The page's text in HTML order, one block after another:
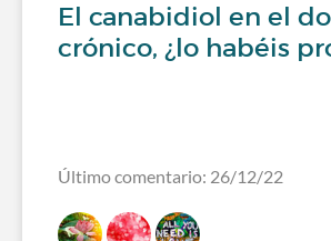
El canabidiol en el
crónico, ¿lo habéis
Último comentario: 26/12/22